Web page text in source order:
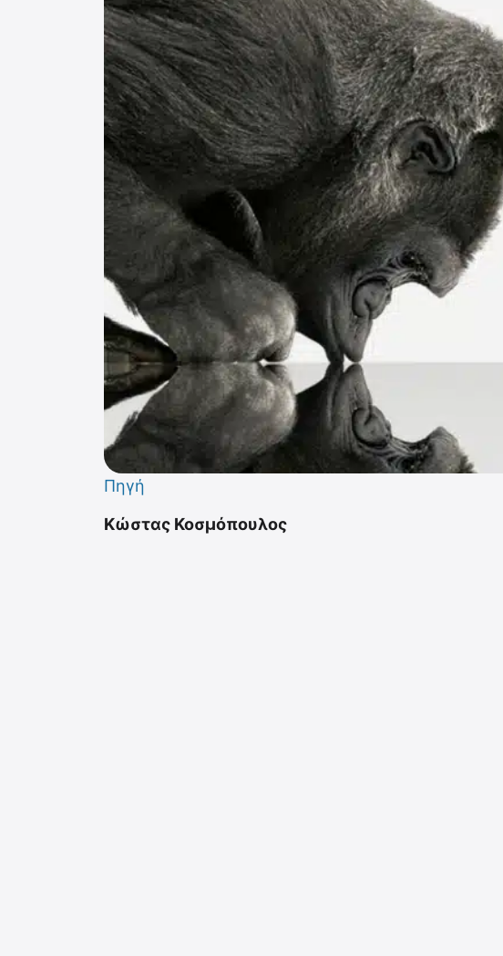
Πηγή
Κώστας Κοσμόπουλος